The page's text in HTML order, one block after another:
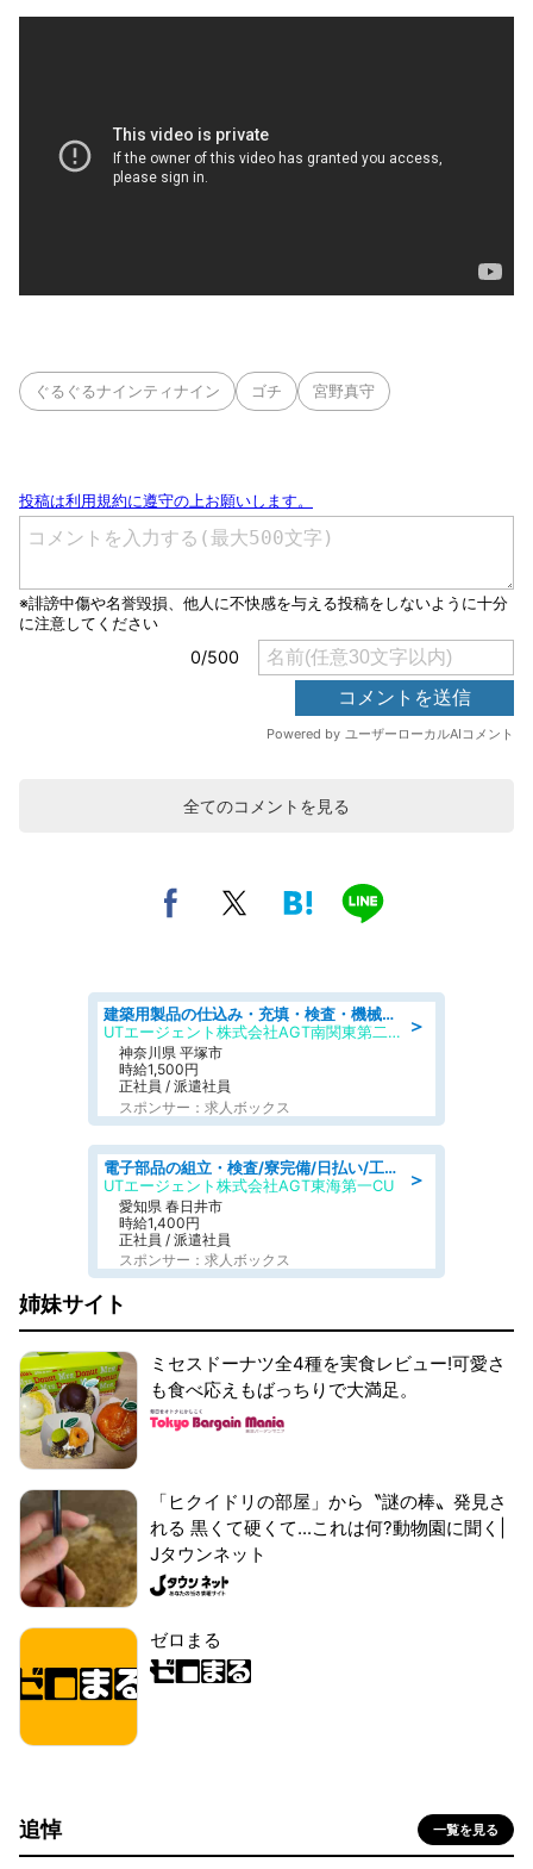
ぐるぐるナインティナイン ゴチ 宮野真守
全てのコメントを見る
＞
建築用製品の仕込み・充填・検査・機械操作/寮完備/日払い/工場・製造
UTエージェント株式会社AGT南関東第二CU
神奈川県 平塚市
時給1,500円
正社員 / 派遣社員
スポンサー：求人ボックス
＞
電子部品の組立・検査/寮完備/日払い/工場・製造
UTエージェント株式会社AGT東海第一CU
愛知県 春日井市
時給1,400円
正社員 / 派遣社員
スポンサー：求人ボックス
姉妹サイト
ミセスドーナツ全4種を実食レビュー!可愛さ
も食べ応えもばっちりで大満足。
「ヒクイドリの部屋」から〝謎の棒〟発見さ
れる 黒くて硬くて...これは何?動物園に聞く|
Jタウンネット
ゼロまる
追悼 一覧を見る